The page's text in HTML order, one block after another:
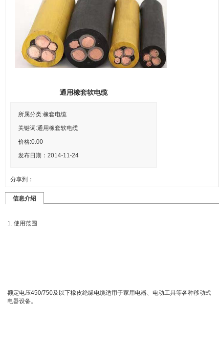
通用橡套软电缆
所属分类:橡套电缆
关键词:通用橡套软电缆
价格:0.00
发布日期：2014-11-24
分享到：
信息介绍
1. 使用范围
额定电压450/750及以下橡皮绝缘电缆适用于家用电器、电动工具等各种移动式
电器设备。